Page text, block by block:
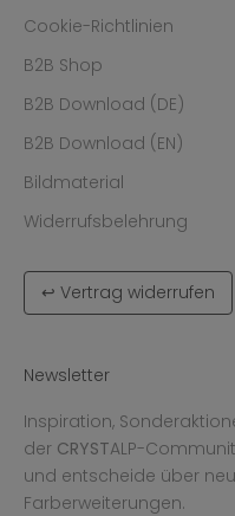
Cookie-Richtlinien
B2B Shop
B2B Download (DE)
B2B Download (EN)
Bildmaterial
Widerrufsbelehrung
↩ Vertrag widerrufen
Newsletter
Inspiration,
der CRYSTALP-
und entscheide über
Farberweiterungen.